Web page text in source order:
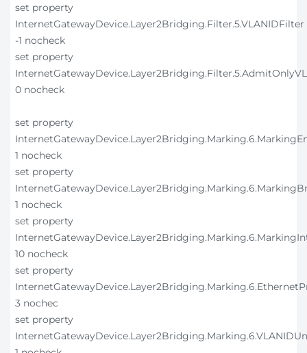
set property
InternetGatewayDevice.Layer2Bridging.Filter.5.VLANIDFilter
-1 nocheck
set property
0 nocheck
set property
1 nocheck
set property
1 nocheck
set property
10 nocheck
set property
3 nochec
set property